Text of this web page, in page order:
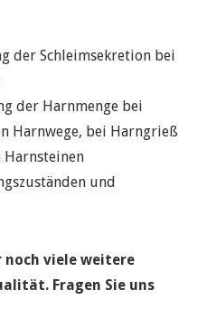
der Schleimsekretion bei
der Harnmenge bei
Harnwege, bei Harngrieß
und
noch viele weitere
Fragen Sie uns